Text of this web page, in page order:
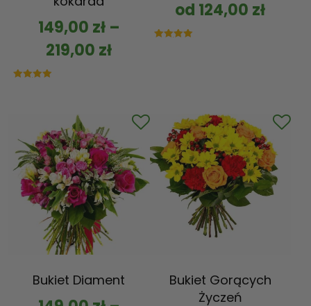
149,00 zł–
219,00 zł
od 124,00 zł
Bukiet Diament
Bukiet Gorących
Życzeń